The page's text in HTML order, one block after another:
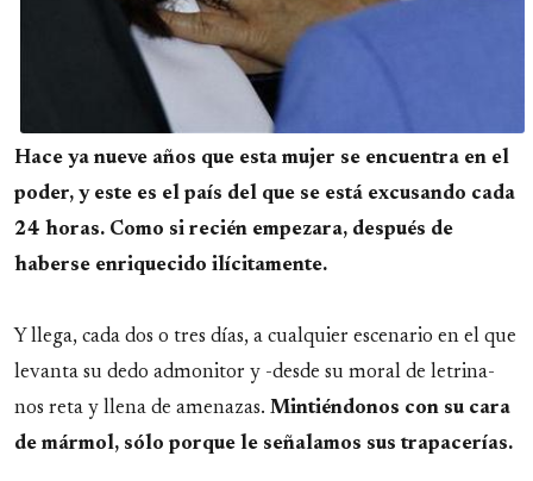
Hace ya nueve años que esta mujer se encuentra en el
poder, y este es el país del que se está excusando cada
24 horas. Como si recién empezara, después de
haberse enriquecido ilícitamente.
Y llega, cada dos o tres días, a cualquier escenario en el que
levanta su dedo admonitor y -desde su moral de letrina-
nos reta y llena de amenazas. Mintiéndonos con su cara
de mármol, sólo porque le señalamos sus trapacerías.